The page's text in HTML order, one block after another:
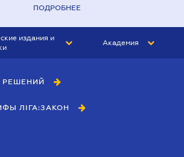
ПОДРОБНЕЕ
издания и
МСФО
Академия
РЕШЕНИЙ
ЛІГА:ЗАКОН